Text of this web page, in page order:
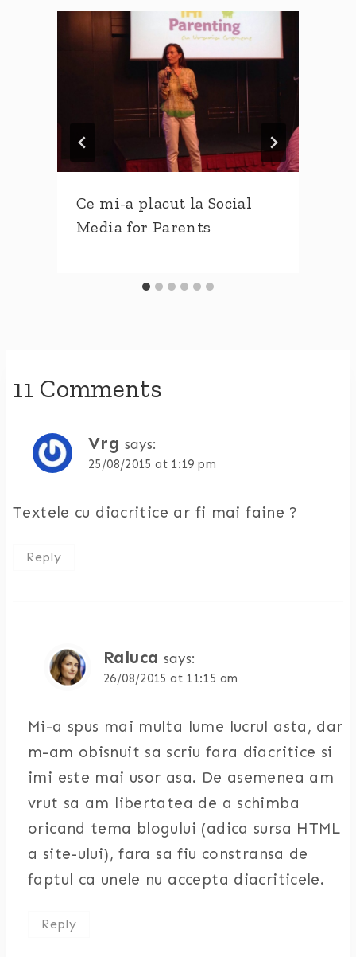
Ce mi-a placut la Social
Media for Parents
11 Comments
Vrg says:
25/08/2015 at 1:19 pm
Textele cu diacritice ar fi mai faine ?
Reply
Raluca says:
26/08/2015 at 11:15 am
Mi-a spus mai multa lume lucrul asta, dar
m-am obisnuit sa scriu fara diacritice si
imi este mai usor asa. De asemenea am
vrut sa am libertatea de a schimba
oricand tema blogului (adica sursa HTML
a site-ului), fara sa fiu constransa de
faptul ca unele nu accepta diacriticele.
Reply